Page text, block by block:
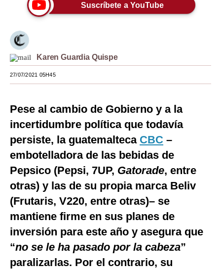
Lujo
Moda
Estilos
Mundo
México
España
Tecnología
Club del Suscriptor
G de Gestión
Notas Contratadas
Suscríbete a YouTube
Karen Guardia Quispe
27/07/2021 05H45
Pese al cambio de Gobierno y a la
incertidumbre política que todavía
persiste, la guatemalteca CBC –
embotelladora de las bebidas de
Pepsico (Pepsi, 7UP, Gatorade, entre
otras) y las de su propia marca Beliv
(Frutaris, V220, entre otras)– se
mantiene firme en sus planes de
inversión para este año y asegura que
“no se le ha pasado por la cabeza”
paralizarlas. Por el contrario, su